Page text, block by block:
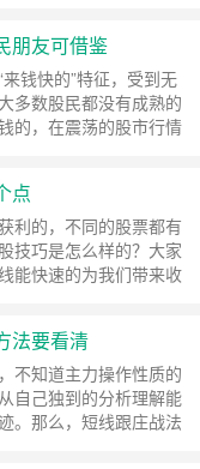
朋友可借鉴
钱快的”特征，受到无
多数股民都没有成熟的
的，在震荡的股市行情
点
利的，不同的股票都有
技巧是怎么样的？大家
能快速的为我们带来收
法要看清
不知道主力操作性质的
自己独到的分析理解能
。那么，短线跟庄战法